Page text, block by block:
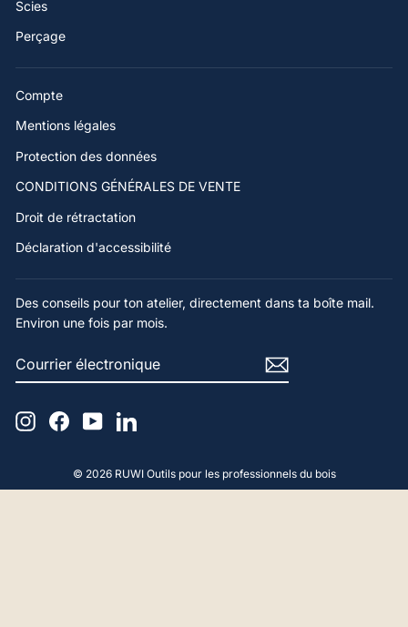
Scies
Perçage
Compte
Mentions légales
Protection des données
CONDITIONS GÉNÉRALES DE VENTE
Droit de rétractation
Déclaration d'accessibilité
Des conseils pour ton atelier, directement dans ta boîte mail.
Environ une fois par mois.
ÉLECTRONIQUE
InstagramFacebook
YouTubeLinkedIn
© 2026 RUWI Outils pour les professionnels du bois